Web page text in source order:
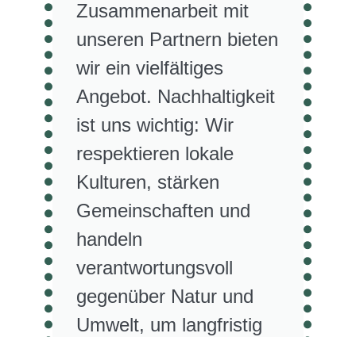
Zusammenarbeit mit
unseren Partnern bieten
wir ein vielfältiges
Angebot. Nachhaltigkeit
ist uns wichtig: Wir
respektieren lokale
Kulturen, stärken
Gemeinschaften und
handeln
verantwortungsvoll
gegenüber Natur und
Umwelt, um langfristig